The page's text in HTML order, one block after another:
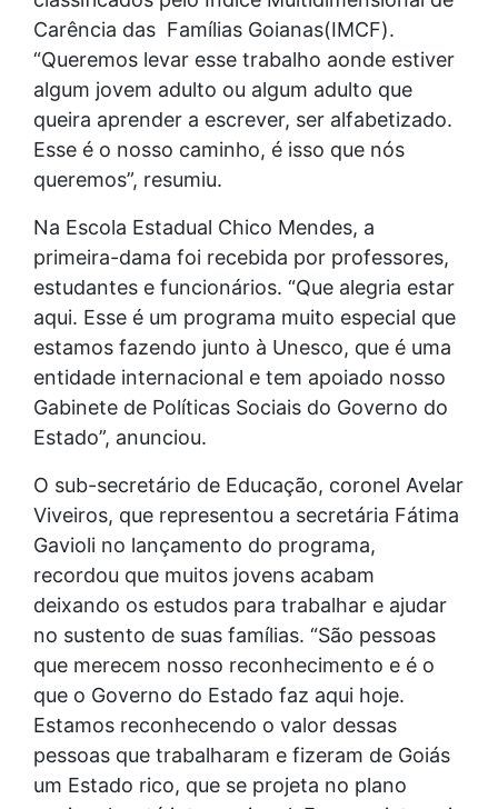
Carência das Famílias Goianas(IMCF).
“Queremos levar esse trabalho aonde estiver
algum jovem adulto ou algum adulto que
queira aprender a escrever, ser alfabetizado.
Esse é o nosso caminho, é isso que nós
queremos”, resumiu.
Na Escola Estadual Chico Mendes, a
primeira-dama foi recebida por professores,
estudantes e funcionários. “Que alegria estar
aqui. Esse é um programa muito especial que
estamos fazendo junto à Unesco, que é uma
entidade internacional e tem apoiado nosso
Gabinete de Políticas Sociais do Governo do
Estado”, anunciou.
O sub-secretário de Educação, coronel Avelar
Viveiros, que representou a secretária Fátima
Gavioli no lançamento do programa,
recordou que muitos jovens acabam
deixando os estudos para trabalhar e ajudar
no sustento de suas famílias. “São pessoas
que merecem nosso reconhecimento e é o
que o Governo do Estado faz aqui hoje.
Estamos reconhecendo o valor dessas
pessoas que trabalharam e fizeram de Goiás
um Estado rico, que se projeta no plano